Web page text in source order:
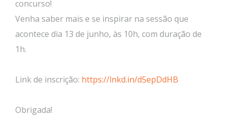
concurso!
Venha saber mais e se inspirar na sessão que
acontece dia 13 de junho, às 10h, com duração de
1h.
Link de inscrição: https://lnkd.in/d5epDdHB
Obrigada!